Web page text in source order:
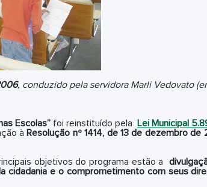
, conduzido pela servidora Marli Vedovato
Escolas” foi reinstituído pela Lei Municipal
à Resolução nº 1414, de 13 de dezembro de
objetivos do programa estão a
cidadania e o comprometimento com seus